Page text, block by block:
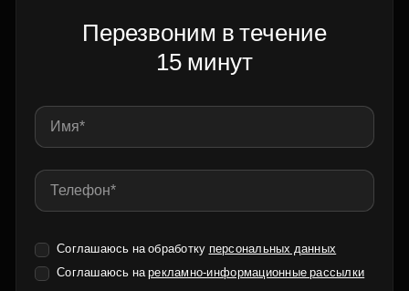
Перезвоним в течение
15 минут
Соглашаюсь на обработку персональных данных
Соглашаюсь нарекламно-информационные рассылки